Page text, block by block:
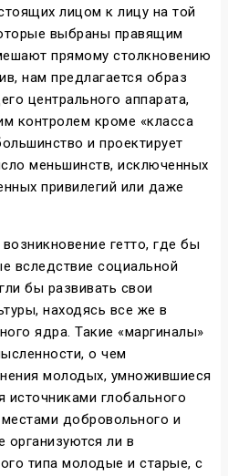
лицом к лицу на той
выбраны правящим
прямому столкновению
нам предлагается образ
центрального аппарата,
контролем кроме «класса
и проектирует
меньшинств, исключенных
привилегий или даже
гетто, где бы
вследствие социальной
бы развивать свои
находясь все же в
ядра. Такие «маргиналы»
о чем
молодых, умножившиеся
глобального
добровольного и
организуются ли в
типа молодые и старые, с